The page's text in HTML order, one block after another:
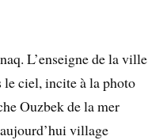
L’enseigne de la ville
le ciel, incite à la photo
Ouzbek de la mer
village